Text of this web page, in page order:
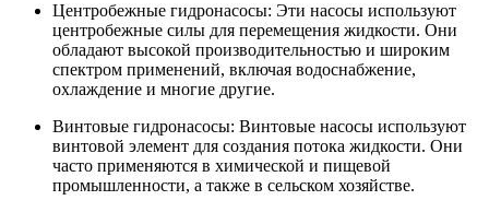
Центробежные гидронасосы: Эти насосы используют
центробежные силы для перемещения жидкости. Они
обладают высокой производительностью и широким
спектром применений, включая водоснабжение,
охлаждение и многие другие.
Винтовые гидронасосы: Винтовые насосы используют
винтовой элемент для создания потока жидкости. Они
часто применяются в химической и пищевой
промышленности, а также в сельском хозяйстве.